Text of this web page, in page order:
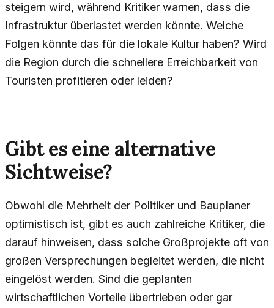
steigern wird, während Kritiker warnen, dass die
Infrastruktur überlastet werden könnte. Welche
Folgen könnte das für die lokale Kultur haben? Wird
die Region durch die schnellere Erreichbarkeit von
Touristen profitieren oder leiden?
Gibt es eine alternative
Sichtweise?
Obwohl die Mehrheit der Politiker und Bauplaner
optimistisch ist, gibt es auch zahlreiche Kritiker, die
darauf hinweisen, dass solche Großprojekte oft von
großen Versprechungen begleitet werden, die nicht
eingelöst werden. Sind die geplanten
wirtschaftlichen Vorteile übertrieben oder gar